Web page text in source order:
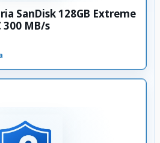
SanDisk 128GB Extreme
300 MB/s